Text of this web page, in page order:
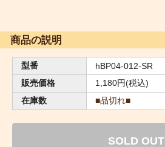
商品の説明
型番
hBP04-012-SR
販売価格
1,180円(税込)
在庫数
■品切れ■
SOLD OUT